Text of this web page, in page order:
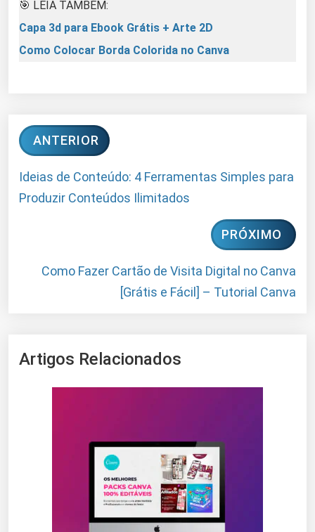
🎯 LEIA TAMBÉM:
Capa 3d para Ebook Grátis + Arte 2D
Como Colocar Borda Colorida no Canva
ANTERIOR
Ideias de Conteúdo: 4 Ferramentas Simples para
Produzir Conteúdos Ilimitados
PRÓXIMO
Como Fazer Cartão de Visita Digital no Canva
[Grátis e Fácil] – Tutorial Canva
Artigos Relacionados